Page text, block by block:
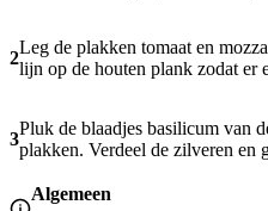
2
Leg de plakken tomaat en
lijn op de houten plank zodat er
3
Pluk de blaadjes basilicum van
plakken. Verdeel de zilveren en
Algemeen